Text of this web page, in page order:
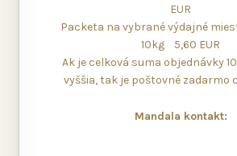
EUR
Packeta na vybrané výdajné
10kg 5,60 EUR
Ak je celková suma objednávky
vyššia, tak je poštovné zadarmo
Mandala kontakt: